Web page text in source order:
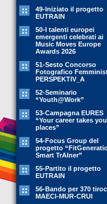
49-Iniziato il progetto
EUTRAIN
50-I talenti europei
emergenti celebrati ai
Music Moves Europe
Awards 2026
51-Sesto Concorso
Fotografico
PERSPEKTIV_A
52-Seminario
“Youth@Work”
53-Campagna EURES
“Your career takes you
places”
54-Focus Group del
progetto
Smart TrAIner”
55-Partito il progetto
EUTRAIN
56-Bando per 370
MAECI-MUR-CRUI